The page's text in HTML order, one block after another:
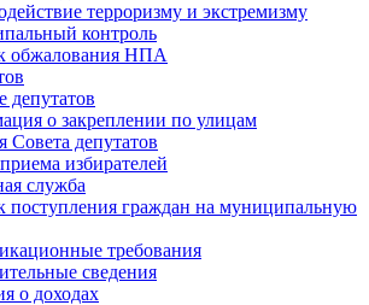
терроризму и экстремизму
контроль
обжалования НПА
депутатов
о закреплении по улицам
Совета депутатов
избирателей
служба
поступления граждан на муниципальную
требования
сведения
о доходах